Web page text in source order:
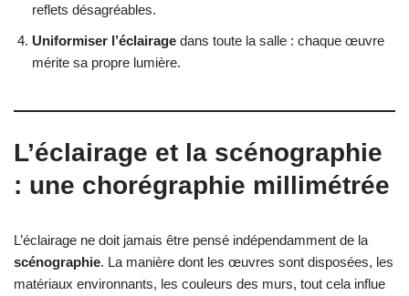
reflets désagréables.
Uniformiser l’éclairage dans toute la salle : chaque œuvre
mérite sa propre lumière.
L’éclairage et la scénographie
: une chorégraphie millimétrée
L’éclairage ne doit jamais être pensé indépendamment de la
scénographie. La manière dont les œuvres sont disposées, les
matériaux environnants, les couleurs des murs, tout cela influe